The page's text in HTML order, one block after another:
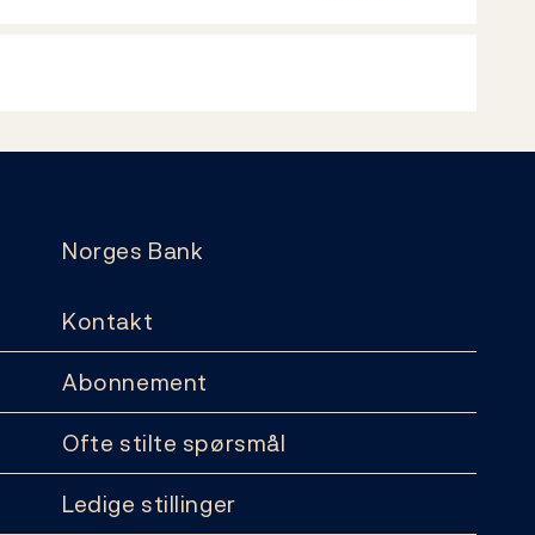
Norges Bank
Kontakt
Abonnement
Ofte stilte spørsmål
Ledige stillinger